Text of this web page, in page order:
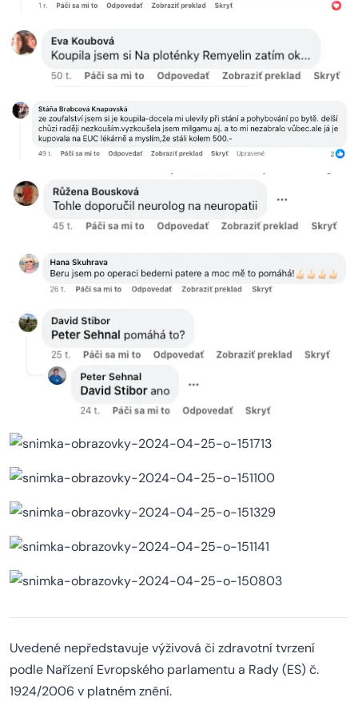
Uvedené nepředstavuje výživová či zdravotní tvrzení
podle Nařízení Evropského parlamentu a Rady (ES) č.
1924/2006 v platném znění.